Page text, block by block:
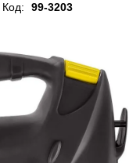
Код: 99-3203